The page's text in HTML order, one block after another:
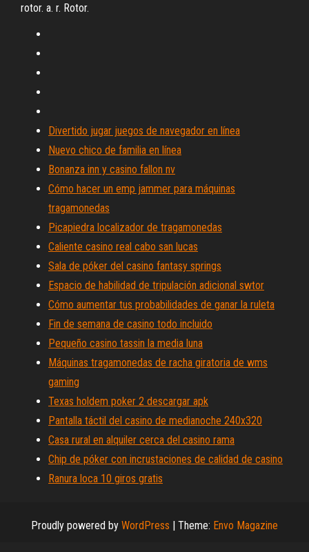
rotor. a. r. Rotor.
Divertido jugar juegos de navegador en línea
Nuevo chico de familia en línea
Bonanza inn y casino fallon nv
Cómo hacer un emp jammer para máquinas
tragamonedas
Picapiedra localizador de tragamonedas
Caliente casino real cabo san lucas
Sala de póker del casino fantasy springs
Espacio de habilidad de tripulación adicional swtor
Cómo aumentar tus probabilidades de ganar la ruleta
Fin de semana de casino todo incluido
Pequeño casino tassin la media luna
Máquinas tragamonedas de racha giratoria de wms
gaming
Texas holdem poker 2 descargar apk
Pantalla táctil del casino de medianoche 240x320
Casa rural en alquiler cerca del casino rama
Chip de póker con incrustaciones de calidad de casino
Ranura loca 10 giros gratis
Proudly powered by WordPress | Theme: Envo Magazine